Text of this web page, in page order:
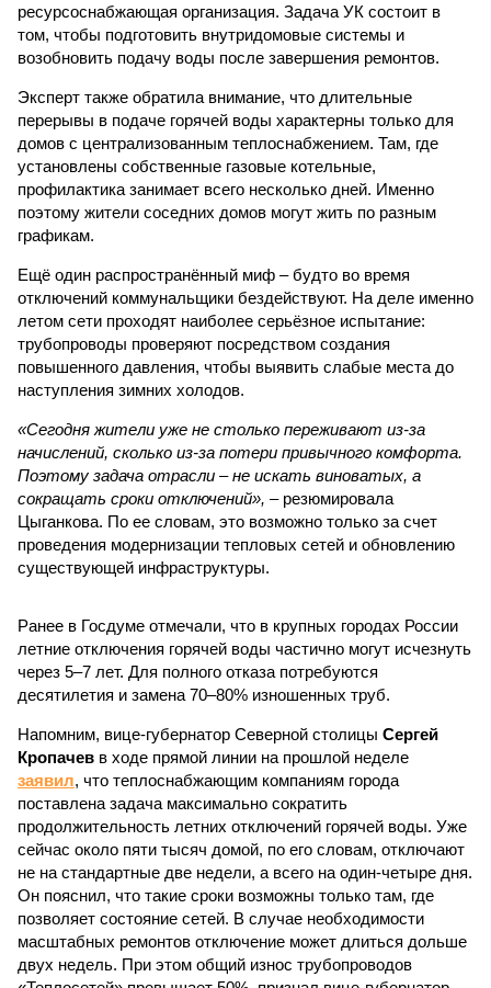
ресурсоснабжающая организация. Задача УК состоит в
том, чтобы подготовить внутридомовые системы и
возобновить подачу воды после завершения ремонтов.
Эксперт также обратила внимание, что длительные
перерывы в подаче горячей воды характерны только для
домов с централизованным теплоснабжением. Там, где
установлены собственные газовые котельные,
профилактика занимает всего несколько дней. Именно
поэтому жители соседних домов могут жить по разным
графикам.
Ещё один распространённый миф – будто во время
отключений коммунальщики бездействуют. На деле именно
летом сети проходят наиболее серьёзное испытание:
трубопроводы проверяют посредством создания
повышенного давления, чтобы выявить слабые места до
наступления зимних холодов.
«Сегодня жители уже не столько переживают из-за
начислений, сколько из-за потери привычного комфорта.
Поэтому задача отрасли – не искать виноватых, а
сокращать сроки отключений», – резюмировала
Цыганкова. По ее словам, это возможно только за счет
проведения модернизации тепловых сетей и обновлению
существующей инфраструктуры.
Ранее в Госдуме отмечали, что в крупных городах России
летние отключения горячей воды частично могут исчезнуть
через 5–7 лет. Для полного отказа потребуются
десятилетия и замена 70–80% изношенных труб.
Напомним, вице-губернатор Северной столицы Сергей
Кропачев в ходе прямой линии на прошлой неделе
заявил, что теплоснабжающим компаниям города
поставлена задача максимально сократить
продолжительность летних отключений горячей воды. Уже
сейчас около пяти тысяч домой, по его словам, отключают
не на стандартные две недели, а всего на один-четыре дня.
Он пояснил, что такие сроки возможны только там, где
позволяет состояние сетей. В случае необходимости
масштабных ремонтов отключение может длиться дольше
двух недель. При этом общий износ трубопроводов